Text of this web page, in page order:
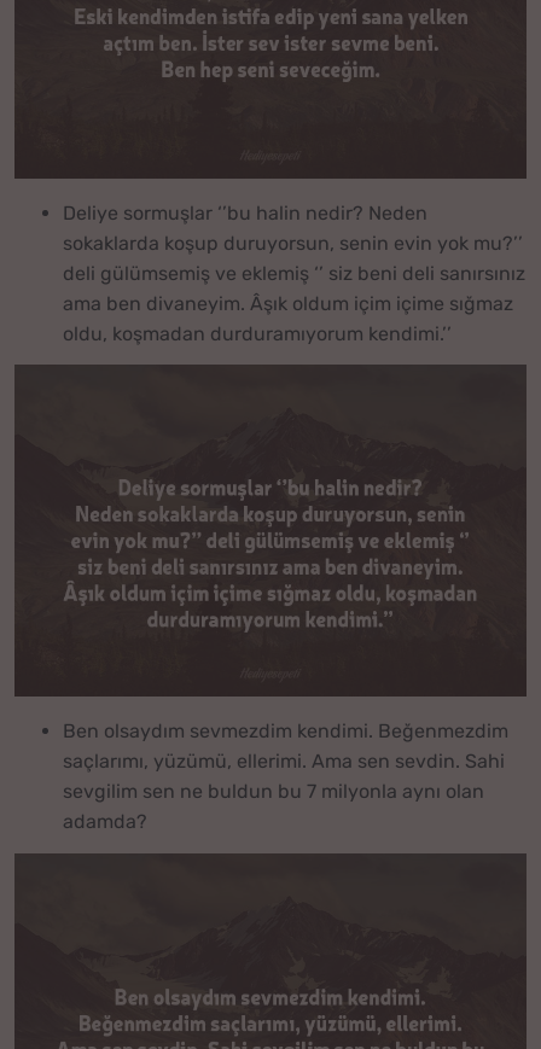
Deliye sormuşlar ‘’bu halin nedir? Neden
sokaklarda koşup duruyorsun, senin evin yok mu?’’
deli gülümsemiş ve eklemiş ‘’ siz beni deli sanırsınız
ama ben divaneyim. Âşık oldum içim içime sığmaz
oldu, koşmadan durduramıyorum kendimi.’’
Ben olsaydım sevmezdim kendimi. Beğenmezdim
saçlarımı, yüzümü, ellerimi. Ama sen sevdin. Sahi
sevgilim sen ne buldun bu 7 milyonla aynı olan
adamda?